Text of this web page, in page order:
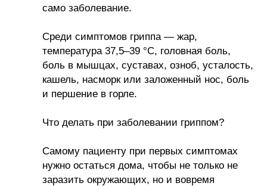
само заболевание.
Среди симптомов гриппа — жар,
температура 37,5–39 °С, головная боль,
боль в мышцах, суставах, озноб, усталость,
кашель, насморк или заложенный нос, боль
и першение в горле.
Что делать при заболевании гриппом?
Самому пациенту при первых симптомах
нужно остаться дома, чтобы не только не
заразить окружающих, но и вовремя